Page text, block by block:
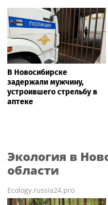
В Новосибирске
задержали мужчину,
устроившего стрельбу в
аптеке
Экология в
области
Ecology.russia24.pro